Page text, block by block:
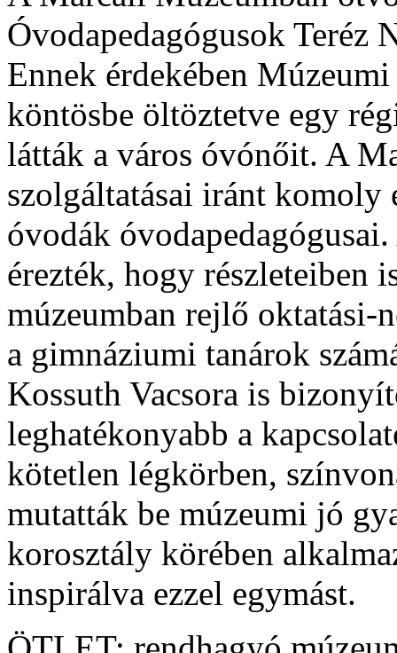
Óvodapedagógusok
Ennek érdekében
köntösbe öltöztetve egy
látták a város óvónőit. A
szolgáltatásai iránt komoly
óvodák
érezték, hogy részleteiben
múzeumban rejlő oktatási-
a gimnáziumi tanárok
Kossuth Vacsora is
leghatékonyabb a
kötetlen légkörben,
mutatták be múzeumi jó
korosztály körében
inspirálva ezzel egymást.